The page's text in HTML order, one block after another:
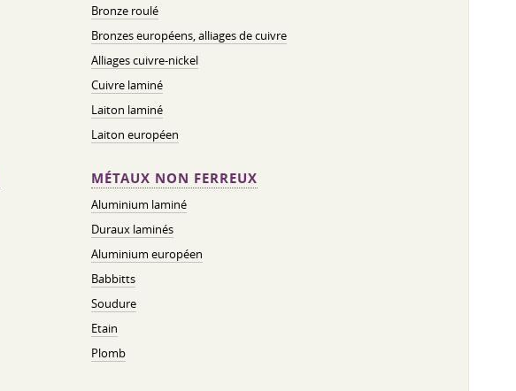
Bronze roulé
Bronzes européens, alliages de cuivre
Alliages cuivre-nickel
Cuivre laminé
Laiton laminé
Laiton européen
MÉTAUX NON FERREUX
Aluminium laminé
Duraux laminés
Aluminium européen
Babbitts
Soudure
Etain
Plomb